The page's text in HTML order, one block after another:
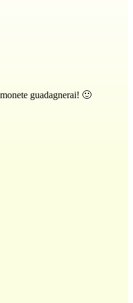
guadagnerai! 🙂